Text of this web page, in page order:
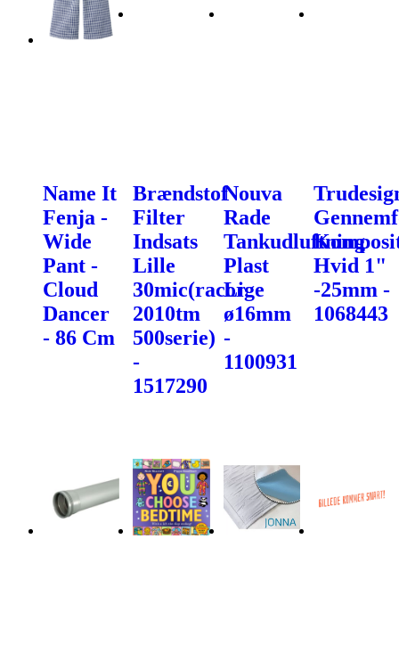
Name It
Fenja -
Wide
Pant -
Cloud
Dancer
- 86 Cm
Brændstof
Filter
Indsats
Lille
30mic(racor
2010tm
500serie)
-
1517290
Nouva
Rade
Tankudluftning
Plast
Lige
ø16mm
-
1100931
Hvid 1"
-25mm -
1068443